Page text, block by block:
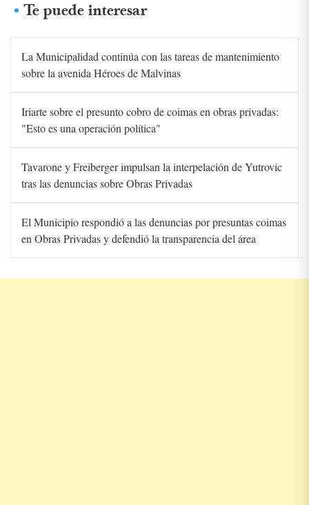
Te puede interesar
La Municipalidad continúa con las tareas de mantenimiento
sobre la avenida Héroes de Malvinas
Iriarte sobre el presunto cobro de coimas en obras privadas:
"Esto es una operación política"
Tavarone y Freiberger impulsan la interpelación de Yutrovic
tras las denuncias sobre Obras Privadas
El Municipio respondió a las denuncias por presuntas coimas
en Obras Privadas y defendió la transparencia del área